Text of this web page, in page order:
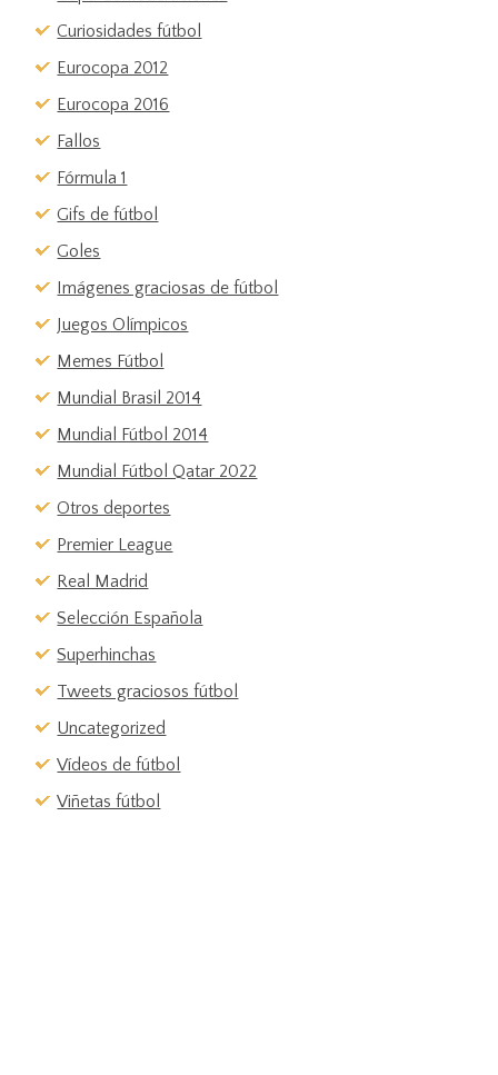
Curiosidades fútbol
Eurocopa 2012
Eurocopa 2016
Fallos
Fórmula 1
Gifs de fútbol
Goles
Imágenes graciosas de fútbol
Juegos Olímpicos
Memes Fútbol
Mundial Brasil 2014
Mundial Fútbol 2014
Mundial Fútbol Qatar 2022
Otros deportes
Premier League
Real Madrid
Selección Española
Superhinchas
Tweets graciosos fútbol
Uncategorized
Vídeos de fútbol
Viñetas fútbol